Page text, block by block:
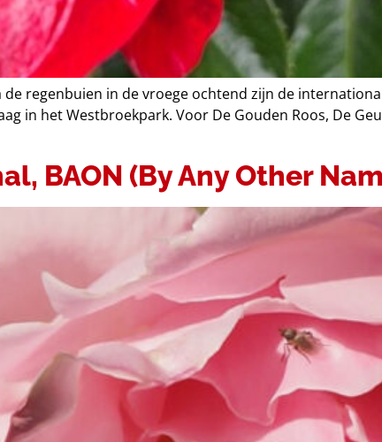
regenbuien in de vroege ochtend zijn de
in het Westbroekpark. Voor De Gouden Roos, De
BAON (By Any Other